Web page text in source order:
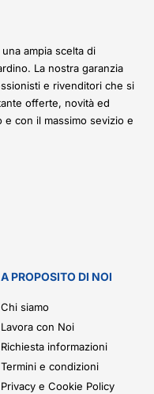
ampia scelta di
La nostra garanzia
e rivenditori che si
offerte, novità ed
con il massimo sevizio e
A PROPOSITO DI NOI
Chi siamo
Lavora con Noi
Richiesta informazioni
Termini e condizioni
Privacy e Cookie Policy